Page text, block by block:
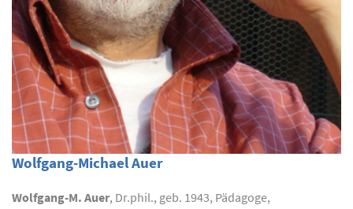
Wolfgang-Michael Auer
Wolfgang-M. Auer, Dr.phil., geb. 1943, Pädagoge,